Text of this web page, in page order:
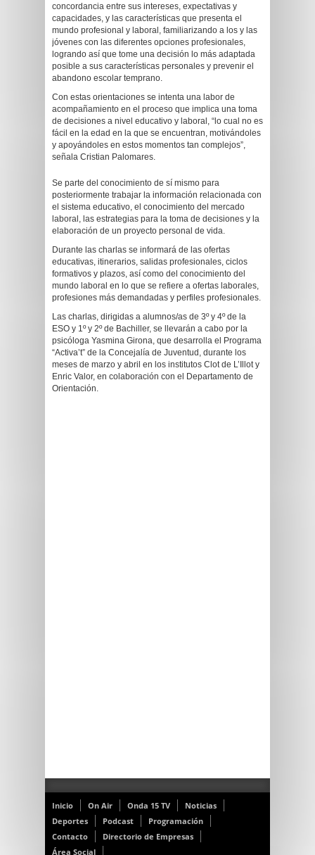
concordancia entre sus intereses, expectativas y
capacidades, y las características que presenta el
mundo profesional y laboral, familiarizando a los y las
jóvenes con las diferentes opciones profesionales,
logrando así que tome una decisión lo más adaptada
posible a sus características personales y prevenir el
abandono escolar temprano.
Con estas orientaciones se intenta una labor de
acompañamiento en el proceso que implica una toma
de decisiones a nivel educativo y laboral, “lo cual no es
fácil en la edad en la que se encuentran, motivándoles
y apoyándoles en estos momentos tan complejos”,
señala Cristian Palomares.
Se parte del conocimiento de sí mismo para
posteriormente trabajar la información relacionada con
el sistema educativo, el conocimiento del mercado
laboral, las estrategias para la toma de decisiones y la
elaboración de un proyecto personal de vida.
Durante las charlas se informará de las ofertas
educativas, itinerarios, salidas profesionales, ciclos
formativos y plazos, así como del conocimiento del
mundo laboral en lo que se refiere a ofertas laborales,
profesiones más demandadas y perfiles profesionales.
Las charlas, dirigidas a alumnos/as de 3º y 4º de la
ESO y 1º y 2º de Bachiller, se llevarán a cabo por la
psicóloga Yasmina Girona, que desarrolla el Programa
“Activa’t” de la Concejalía de Juventud, durante los
meses de marzo y abril en los institutos Clot de L’Illot y
Enric Valor, en colaboración con el Departamento de
Orientación.
Inicio On Air Onda 15 TV
Noticias
Deportes
Podcast
Programación
Contacto
Directorio de Empresas
Área Social